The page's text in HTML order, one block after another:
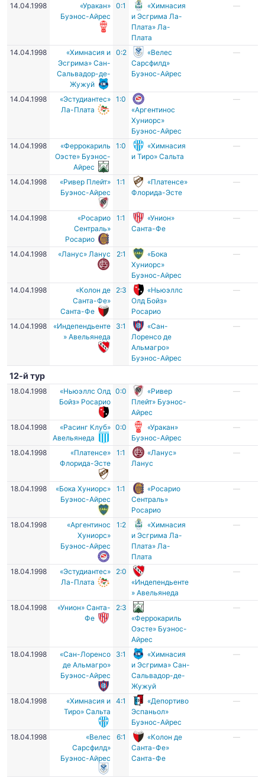
14.04.1998
«Уракан»
Буэнос-Айрес
0:1
«Химнасия
и Эсгрима Ла-
Плата» Ла-
Плата
—
14.04.1998
«Химнасия и
Эсгрима» Сан-
Сальвадор-де-
Жужуй
0:2
«Велес
Сарсфилд»
Буэнос-Айрес
—
14.04.1998
«Эстудиантес»
Ла-Плата
1:0
«Аргентинос
Хуниорс»
Буэнос-Айрес
—
14.04.1998
«Феррокариль
Оэсте» Буэнос-
Айрес
1:0
«Химнасия
и Тиро» Сальта
—
14.04.1998
«Ривер Плейт»
Буэнос-Айрес
1:1
«Платенсе»
Флорида-Эсте
—
14.04.1998
«Росарио
Сентраль»
Росарио
1:1
«Унион»
Санта-Фе
—
14.04.1998 «Ланус» Ланус 2:1
«Бока
Хуниорс»
Буэнос-Айрес
—
14.04.1998
«Колон де
Санта-Фе»
Санта-Фе
2:3
«Ньюэллс
Олд Бойз»
Росарио
—
14.04.1998
«Индепендьенте
» Авельянеда
3:1
«Сан-
Лоренсо де
Альмагро»
Буэнос-Айрес
—
12-й тур
18.04.1998
«Ньюэллс Олд
Бойз» Росарио
0:0
«Ривер
Плейт» Буэнос-
Айрес
—
18.04.1998
«Расинг Клуб»
Авельянеда
0:0
«Уракан»
Буэнос-Айрес
—
18.04.1998
«Платенсе»
Флорида-Эсте
1:1
«Ланус»
Ланус
—
18.04.1998
«Бока Хуниорс»
Буэнос-Айрес
1:1
«Росарио
Сентраль»
Росарио
—
18.04.1998
«Аргентинос
Хуниорс»
Буэнос-Айрес
1:2
«Химнасия
и Эсгрима Ла-
Плата» Ла-
Плата
—
18.04.1998
«Эстудиантес»
Ла-Плата
2:0
«Индепендьенте
» Авельянеда
—
18.04.1998
«Унион» Санта-
Фе
2:3
«Феррокариль
Оэсте» Буэнос-
Айрес
—
18.04.1998
«Сан-Лоренсо
де Альмагро»
Буэнос-Айрес
3:1
«Химнасия
и Эсгрима» Сан-
Сальвадор-де-
Жужуй
—
18.04.1998
«Химнасия и
Тиро» Сальта
4:1
«Депортиво
Эспаньол»
Буэнос-Айрес
—
18.04.1998
«Велес
Сарсфилд»
Буэнос-Айрес
6:1
«Колон де
Санта-Фе»
Санта-Фе
—